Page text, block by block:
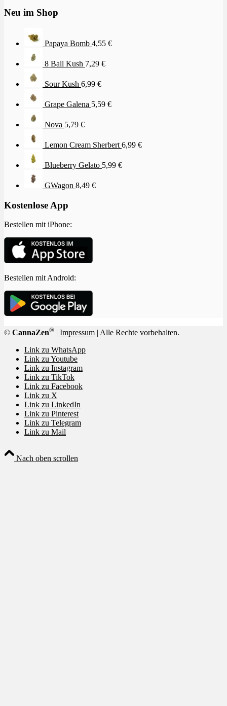
Neu im Shop
Papaya Bomb 4,55 €
8 Ball Kush 7,29 €
Sour Kush 6,99 €
Grape Galena 5,59 €
Nova 5,79 €
Lemon Cream Sherbert 6,99 €
Blueberry Gelato 5,99 €
GWagon 8,49 €
Kostenlose App
Bestellen mit iPhone:
Bestellen mit Android:
© CannaZen® | Impressum | Alle Rechte vorbehalten.
Link zu WhatsApp
Link zu Youtube
Link zu Instagram
Link zu TikTok
Link zu Facebook
Link zu X
Link zu LinkedIn
Link zu Pinterest
Link zu Telegram
Link zu Mail
Nach oben scrollen